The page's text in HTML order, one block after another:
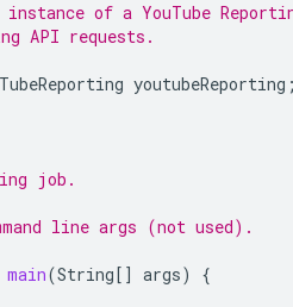
of a YouTube
API requests.
youtubeReporting
job.
line args (not used).
main(String[] args) {